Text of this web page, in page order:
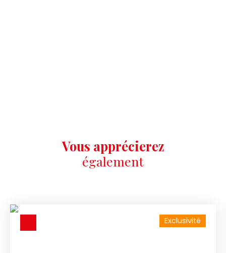
Vous apprécierez
également
Exclusivité